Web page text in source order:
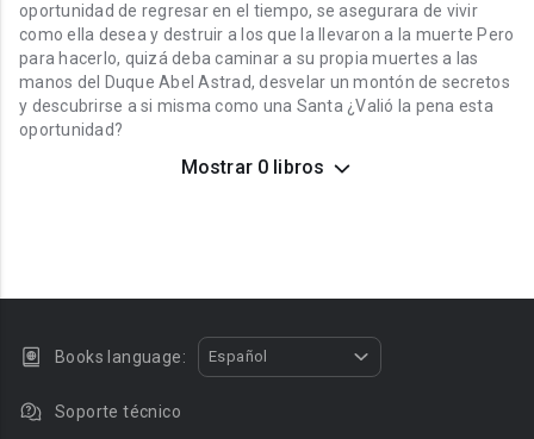
oportunidad de regresar en el tiempo, se asegurara de vivir
como ella desea y destruir a los que la llevaron a la muerte Pero
para hacerlo, quizá deba caminar a su propia muertes a las
manos del Duque Abel Astrad, desvelar un montón de secretos
y descubrirse a si misma como una Santa ¿Valió la pena esta
oportunidad?
Mostrar 0 libros
Books language: Español
Soporte técnico